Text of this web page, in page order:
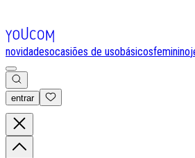
novidadesocasiões de usobásicosfeminino
entrar